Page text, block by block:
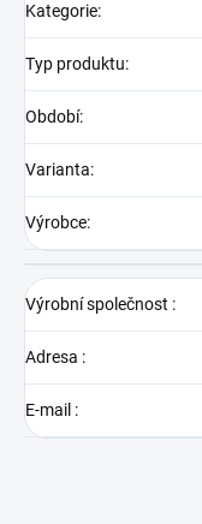
Kategorie:
Typ produktu:
Období:
Varianta:
Výrobce:
Výrobní společnost :
Adresa :
E-mail :